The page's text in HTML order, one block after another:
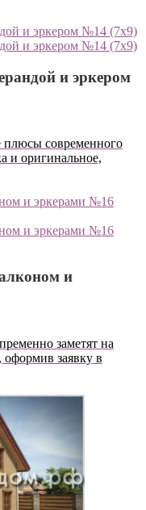
и эркером
плюсы современного
и оригинальное,
и
заметят на
оформив заявку в